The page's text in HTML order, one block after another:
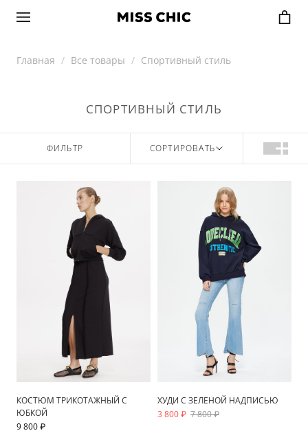
Главная Все товары Спортивный стиль
СПОРТИВНЫЙ СТИЛЬ
СОРТИРОВАТЬ
ФИЛЬТР
КОСТЮМ ТРИКОТАЖНЫЙ С
ЮБКОЙ
9 800 ₽
ХУДИ С ЗЕЛЕНОЙ НАДПИСЬЮ
3 800 ₽ 7 800 ₽